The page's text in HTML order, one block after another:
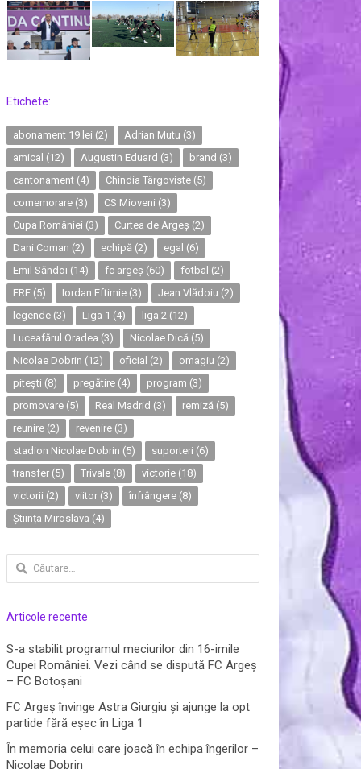
Etichete:
abonament 19 lei (2) Adrian Mutu (3)
amical (12) Augustin Eduard (3) brand (3)
cantonament (4) Chindia Târgoviste (5)
comemorare (3) CS Mioveni (3)
Cupa României (3) Curtea de Argeș (2)
Dani Coman (2) echipă (2) egal (6)
Emil Săndoi (14) fc argeș (60) fotbal (2)
FRF (5) Iordan Eftimie (3) Jean Vlădoiu (2)
legende (3) Liga 1 (4) liga 2 (12)
Luceafărul Oradea (3) Nicolae Dică (5)
Nicolae Dobrin (12) oficial (2) omagiu (2)
pitești (8) pregătire (4) program (3)
promovare (5) Real Madrid (3) remiză (5)
reunire (2) revenire (3)
stadion Nicolae Dobrin (5) suporteri (6)
transfer (5) Trivale (8) victorie (18)
victorii (2) viitor (3) înfrângere (8)
Știința Miroslava (4)
Caută
după:
Articole recente
S-a stabilit programul meciurilor din 16-imile
Cupei României. Vezi când se dispută FC Argeș
– FC Botoșani
FC Argeș învinge Astra Giurgiu și ajunge la opt
partide fără eșec în Liga 1
În memoria celui care joacă în echipa îngerilor –
Nicolae Dobrin